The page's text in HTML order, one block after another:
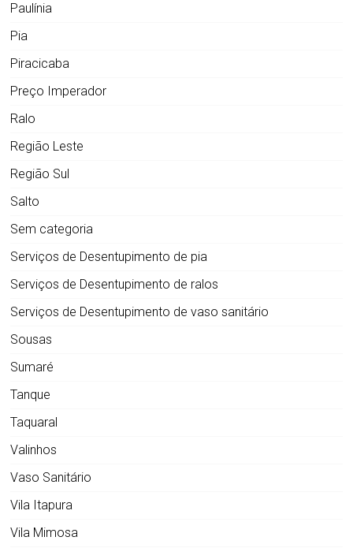
Paulínia
Pia
Piracicaba
Preço Imperador
Ralo
Região Leste
Região Sul
Salto
Sem categoria
Serviços de Desentupimento de pia
Serviços de Desentupimento de ralos
Serviços de Desentupimento de vaso sanitário
Sousas
Sumaré
Tanque
Taquaral
Valinhos
Vaso Sanitário
Vila Itapura
Vila Mimosa